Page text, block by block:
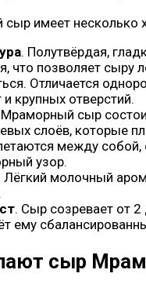
имеет несколько
. Полутвёрдая,
что позволяет сыру
Отличается
и крупных отверстий.
Мраморный сыр
слоёв, которые
между собой,
узор.
Лёгкий молочный
. Сыр созревает от
ему
сыр